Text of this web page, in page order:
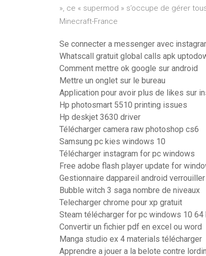
», ce « supermod » s’occupe de gérer
Minecraft-France
Se connecter a messenger avec
Whatscall gratuit global calls apk
Comment mettre ok google sur android
Mettre un onglet sur le bureau
Application pour avoir plus de likes sur
Hp photosmart 5510 printing issues
Hp deskjet 3630 driver
Télécharger camera raw photoshop cs6
Samsung pc kies windows 10
Télécharger instagram for pc windows
Free adobe flash player update for
Gestionnaire dappareil android verrouiller
Bubble witch 3 saga nombre de niveaux
Telecharger chrome pour xp gratuit
Steam télécharger for pc windows 10
Convertir un fichier pdf en excel ou word
Manga studio ex 4 materials télécharger
Apprendre a jouer a la belote contre